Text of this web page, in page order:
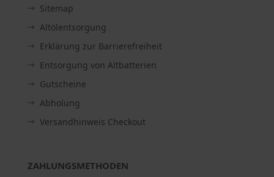
Sitemap
Altölentsorgung
Erklärung zur Barrierefreiheit
Entsorgung von Altbatterien
Gutscheine
Abholung
Versandhinweis Checkout
ZAHLUNGSMETHODEN